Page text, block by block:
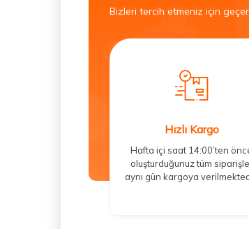
Bizleri tercih etmeniz için
Hızlı Kargo
Hafta içi saat 14:00’ten
oluşturduğunuz tüm
aynı gün kargoya